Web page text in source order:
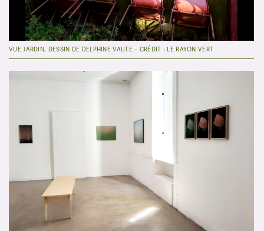
VUE JARDIN, DESSIN DE DELPHINE VAUTE – CRÉDIT : LE RAYON VERT